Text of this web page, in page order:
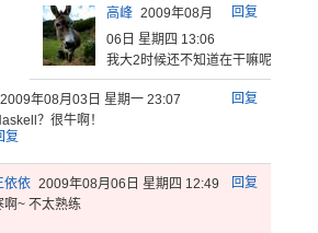
回复
高峰 2009年08月
06日 星期四 13:06
我大2时候还不知道在干嘛呢，学
回复
2009年08月03日 星期一 23:07
？很牛啊！
复
回复
依依 2009年08月06日 星期四 12:49
啊~ 不太熟练